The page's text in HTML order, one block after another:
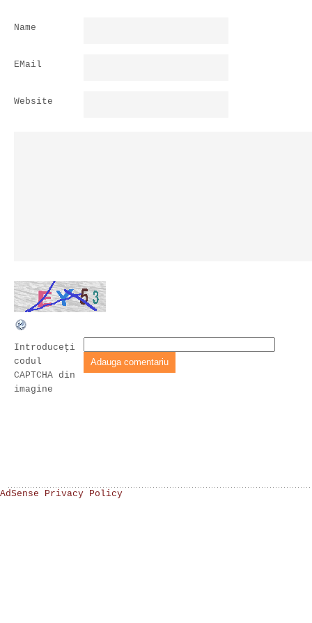
Name
EMail
Website
Introduceţi
codul
CAPTCHA din
imagine
AdSense Privacy Policy